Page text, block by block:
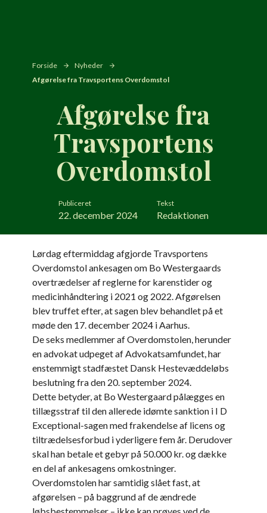
Forside
Nyheder
Afgørelse fra Travsportens Overdomstol
Afgørelse fra
Travsportens
Overdomstol
Publiceret
22. december 2024
Tekst
Redaktionen
Lørdag eftermiddag afgjorde Travsportens
Overdomstol ankesagen om Bo Westergaards
overtrædelser af reglerne for karenstider og
medicinhåndtering i 2021 og 2022. Afgørelsen
blev truffet efter, at sagen blev behandlet på et
møde den 17. december 2024 i Aarhus.
De seks medlemmer af Overdomstolen, herunder
en advokat udpeget af Advokatsamfundet, har
enstemmigt stadfæstet Dansk Hestevæddeløbs
beslutning fra den 20. september 2024.
Dette betyder, at Bo Westergaard pålægges en
tillægsstraf til den allerede idømte sanktion i I D
Exceptional-sagen med frakendelse af licens og
tiltrædelsesforbud i yderligere fem år. Derudover
skal han betale et gebyr på 50.000 kr. og dække
en del af ankesagens omkostninger.
Overdomstolen har samtidig slået fast, at
afgørelsen – på baggrund af de ændrede